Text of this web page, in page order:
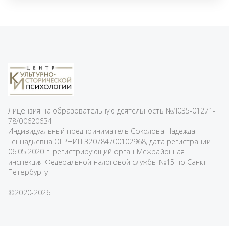
Лицензия на образовательную деятельность №Л035-01271-
78/00620634
Индивидуальный предприниматель Соколова Надежда
Геннадьевна ОГРНИП 320784700102968, дата регистрации
06.05.2020 г. регистрирующий орган Межрайонная
инспекция Федеральной налоговой службы №15 по Санкт-
Петербургу
©2020-2026